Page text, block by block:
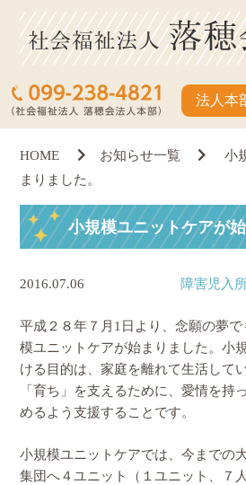
法人本
HOME お知らせ一覧
小
まりました。
小規模ユニットケアが
障害児入
2016.07.06
平成２８年７月1日より、念願の夢
模ユニットケアが始まりました。小
ける目的は、家庭を離れて生活して
「育ち」を支えるために、愛情を持
めるよう支援することです。
小規模ユニットケアでは、今までの
集団へ４ユニット（１ユニット、７